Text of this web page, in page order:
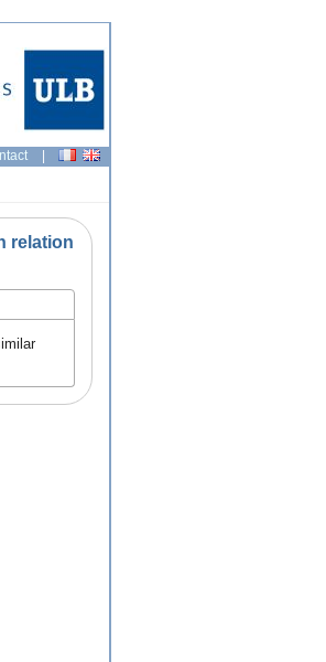
|
relation